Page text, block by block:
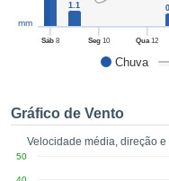
a
o
no
como
Chuva
Sáb8 Seg10 Qua12
mm
1.1
Gráfico de Vento
Velocidade média, direção
50